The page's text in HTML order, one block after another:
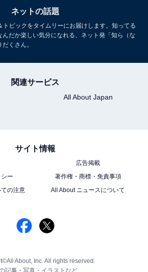
ネットの話題
トピックをタイムリーにお届けします。知ってる
だか楽しい気分になれる、ネット発「知ら（な
くさん。
関連サービス
All About Japan
サイト情報
広告掲載
ー
著作権・商標・免責事項
の注意
All About ニュースについて
About, Inc. All rights reserved.